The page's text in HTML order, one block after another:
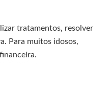
tratamentos, resolver
Para muitos idosos,